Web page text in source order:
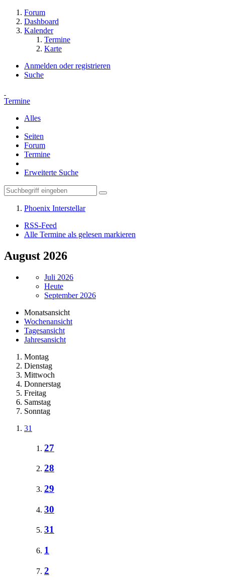
Forum
Dashboard
Kalender
Termine
Karte
Anmelden oder registrieren
Suche
Termine
Alles
Seiten
Forum
Termine
Erweiterte Suche
Phoenix Interstellar
RSS-Feed
Alle Termine als gelesen markieren
August 2026
Juli 2026
Heute
September 2026
Monatsansicht
Wochenansicht
Tagesansicht
Jahresansicht
Montag
Dienstag
Mittwoch
Donnerstag
Freitag
Samstag
Sonntag
31
27
28
29
30
31
1
2